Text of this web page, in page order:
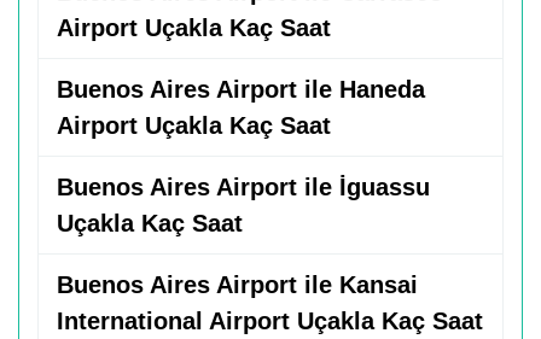
Airport Uçakla Kaç Saat
Buenos Aires Airport ile Haneda
Airport Uçakla Kaç Saat
Buenos Aires Airport ile İguassu
Uçakla Kaç Saat
Buenos Aires Airport ile Kansai
International Airport Uçakla Kaç Saat